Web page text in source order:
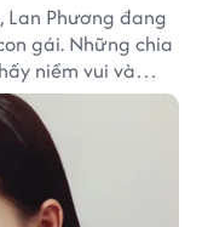
Lan Phương đang
gái. Những chia
niềm vui và
bình dị mỗi